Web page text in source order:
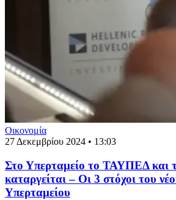
Οικονομία
27 Δεκεμβρίου 2024 • 13:03
Στο Υπερταμείο το ΤΑΥΠΕΔ και
καταργείται – Οι 3 στόχοι του
Υπερταμείου